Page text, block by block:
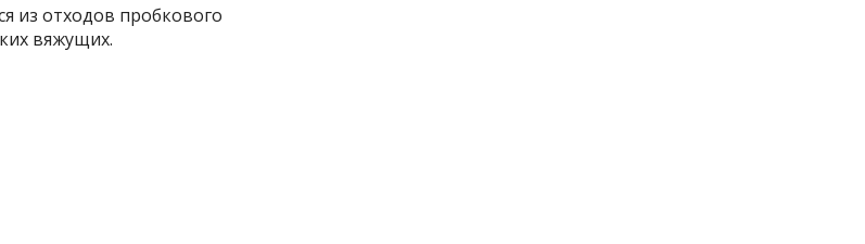
из отходов пробкового
вяжущих.